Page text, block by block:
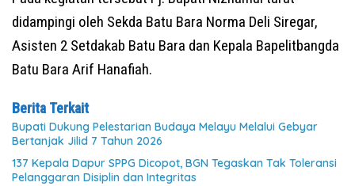
didampingi oleh Sekda Batu Bara Norma Deli Siregar,
Asisten 2 Setdakab Batu Bara dan Kepala Bapelitbangda
Batu Bara Arif Hanafiah.
Berita Terkait
Bupati Dukung Pelestarian Budaya Melayu Melalui Gebyar
Bertanjak Jilid 7 Tahun 2026
137 Kepala Dapur SPPG Dicopot, BGN Tegaskan Tak Toleransi
Pelanggaran Disiplin dan Integritas